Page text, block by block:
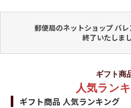
郵便局のネットショップ バ
終了いたしまし
ギフト商
人気ラン
ギフト商品 人気ランキング